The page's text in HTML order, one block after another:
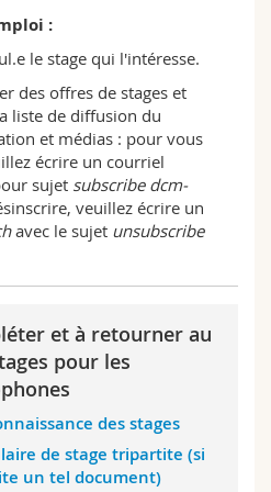
la faculté des SES.
est laissée à votre
:
le stage qui l'intéresse.
des offres de stages et
liste de diffusion du
et médias : pour vous
écrire un courriel
sujet subscribe dcm-
veuillez écrire un
avec le sujet unsubscribe
et à retourner au
pour les
des stages
de stage tripartite (si
un tel document)